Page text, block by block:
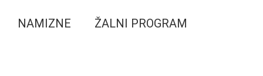
NAMIZNE ŽALNI PROGRAM